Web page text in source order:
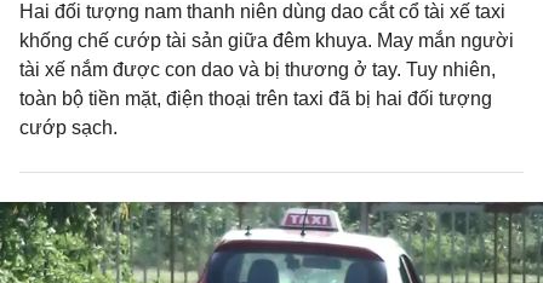
Hai đối tượng nam thanh niên dùng dao cắt cổ tài xế taxi
khống chế cướp tài sản giữa đêm khuya. May mắn người
tài xế nắm được con dao và bị thương ở tay. Tuy nhiên,
toàn bộ tiền mặt, điện thoại trên taxi đã bị hai đối tượng
cướp sạch.